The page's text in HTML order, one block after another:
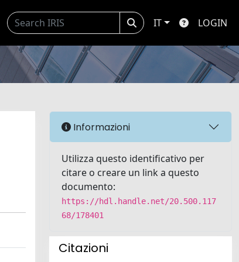
IT LOGIN
Informazioni
Utilizza questo identificativo per
citare o creare un link a questo
documento:
https://hdl.handle.net/20.500.117
68/178401
Citazioni